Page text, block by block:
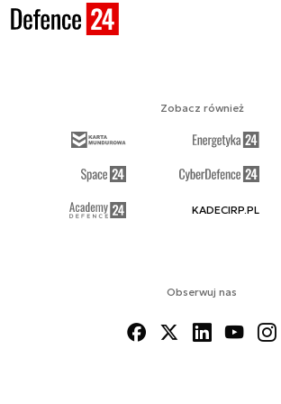
Obserwuj nas
Zobacz również
KADECIRP.PL